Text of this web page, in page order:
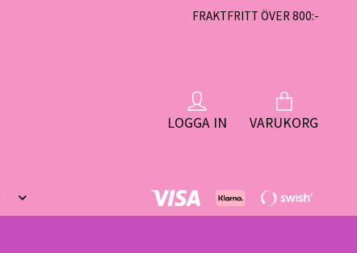
FRAKTFRITT ÖVER 800:-
LOGGA IN VARUKORG